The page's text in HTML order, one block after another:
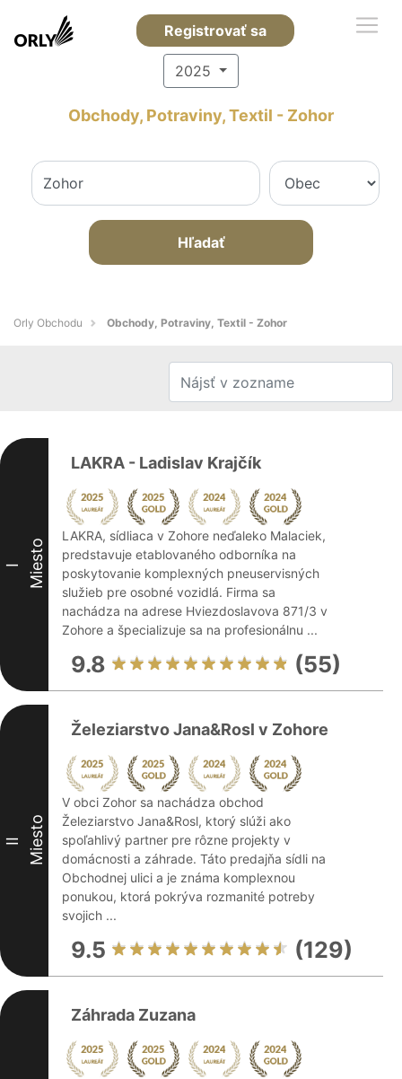
Registrovať sa
2025
Obchody, Potraviny, Textil - Zohor
Hľadať
Orly Obchodu Obchody, Potraviny, Textil - Zohor
I Miesto
LAKRA - Ladislav Krajčík
LAKRA, sídliaca v Zohore neďaleko Malaciek,
predstavuje etablovaného odborníka na
poskytovanie komplexných pneuservisných
služieb pre osobné vozidlá. Firma sa
nachádza na adrese Hviezdoslavova 871/3 v
Zohore a špecializuje sa na profesionálnu ...
9.8 (55)
II Miesto
Železiarstvo Jana&Rosl v Zohore
V obci Zohor sa nachádza obchod
Železiarstvo Jana&Rosl, ktorý slúži ako
spoľahlivý partner pre rôzne projekty v
domácnosti a záhrade. Táto predajňa sídli na
Obchodnej ulici a je známa komplexnou
ponukou, ktorá pokrýva rozmanité potreby
svojich ...
9.5 (129)
Záhrada Zuzana